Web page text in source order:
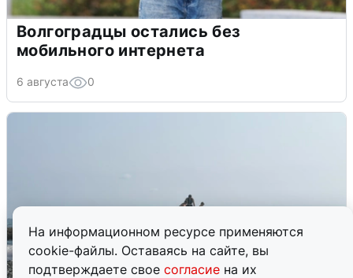
На информационном ресурсе применяются
cookie-файлы. Оставаясь на сайте, вы
подтверждаете свое согласие на их
Волгоградцы остались без
мобильного интернета
6 августа 0